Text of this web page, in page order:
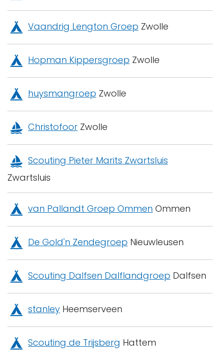
Vaandrig Lengton Groep Zwolle
Hopman Kippersgroep Zwolle
huysmangroep Zwolle
Christofoor Zwolle
Scouting Pieter Marits Zwartsluis
Zwartsluis
van Pallandt Groep Ommen Ommen
De Gold'n Zendegroep Nieuwleusen
Scouting Dalfsen Dalflandgroep Dalfsen
stanley Heemserveen
Scouting de Trijsberg Hattem